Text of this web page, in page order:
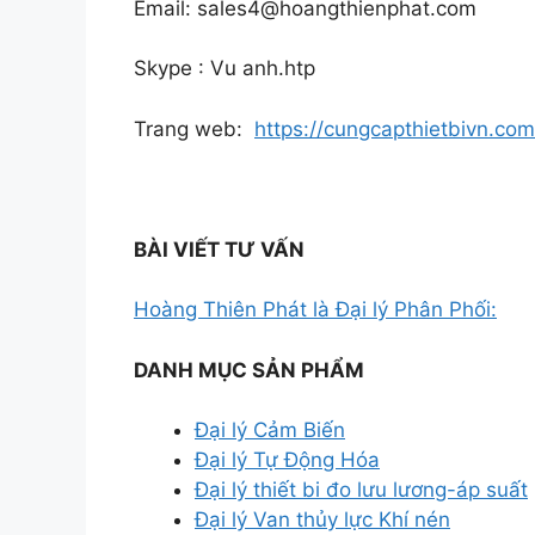
Email: sales4@hoangthienphat.com
Skype : Vu anh.htp
Trang web: https://
BÀI VIẾT TƯ VẤN
Hoàng Thiên Phát là Đại lý Phân Phối:
DANH MỤC SẢN PHẨM
Đại lý Cảm Biến
Đại lý Tự Động Hóa
Đại lý thiết bi đo lưu lương-áp suất
Đại lý Van thủy lực Khí nén